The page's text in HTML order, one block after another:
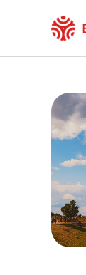
包含目前
如何享受
在 Belarus
Billion
選擇您的目的
安裝您的
享受您的數據
穩定的網路連